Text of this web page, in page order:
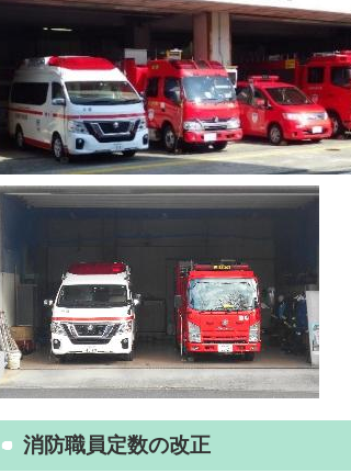
消防職員定数の改正